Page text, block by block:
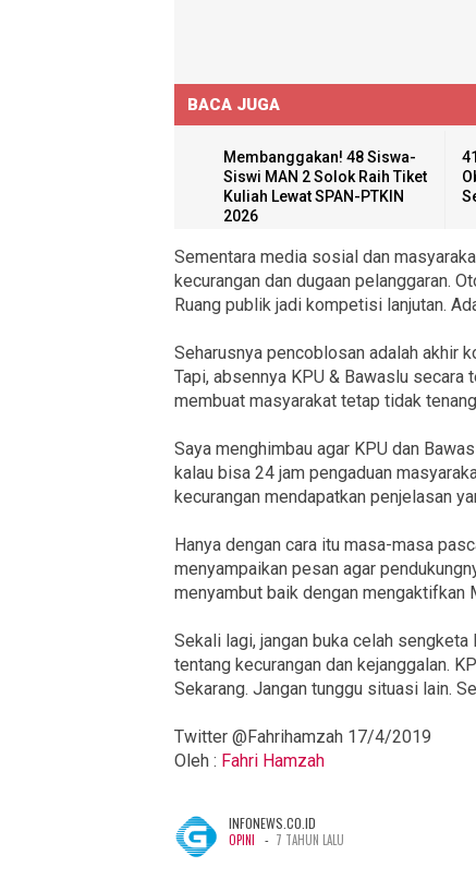
BACA JUGA
Membanggakan! 48 Siswa-
Siswi MAN 2 Solok Raih Tiket
Kuliah Lewat SPAN-PTKIN
2026
Sementara media sosial dan
kecurangan dan dugaan pelanggaran.
Ruang publik jadi kompetisi lanjutan.
Seharusnya pencoblosan adalah akhir
Tapi, absennya KPU & Bawaslu
membuat masyarakat tetap tidak
Saya menghimbau agar KPU dan
kalau bisa 24 jam pengaduan
kecurangan mendapatkan penjelasan
Hanya dengan cara itu masa-masa
menyampaikan pesan agar
menyambut baik dengan mengaktifkan
Sekali lagi, jangan buka celah
tentang kecurangan dan kejanggalan.
Sekarang. Jangan tunggu situasi lain.
Twitter @Fahrihamzah 17/4/2019
Oleh : Fahri Hamzah
INFONEWS.CO.ID
OPINI - 7 TAHUN LALU